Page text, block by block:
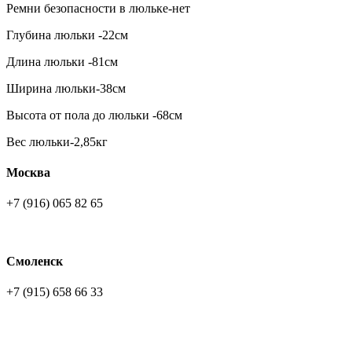
Ремни безопасности в люльке-нет
Глубина люльки -22см
Длина люльки -81см
Ширина люльки-38см
Высота от пола до люльки -68см
Вес люльки-2,85кг
Москва
+7 (916) 065 82 65
Смоленск
+7 (915) 658 66 33